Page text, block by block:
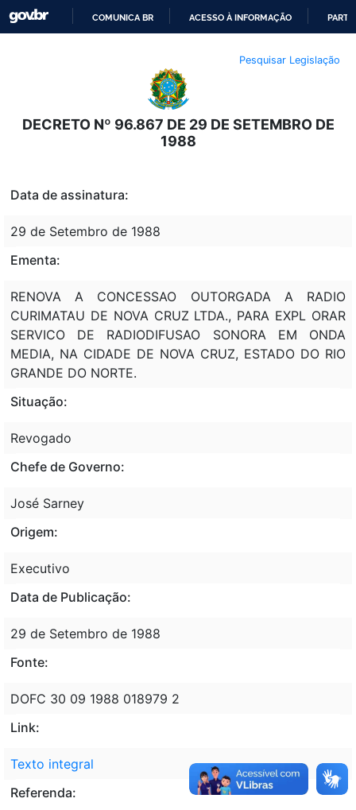
O
CONTEÚDO
COMUNICA BR ACESSO À INFORMAÇÃO
Pesquisar Legislação
DECRETO Nº 96.867 DE 29 DE SETEMBRO DE
1988
Data de assinatura:
29 de Setembro de 1988
Ementa:
RENOVA A CONCESSAO OUTORGADA A RADIO
CURIMATAU DE NOVA CRUZ LTDA., PARA EXPL ORAR
SERVICO DE RADIODIFUSAO SONORA EM ONDA
MEDIA, NA CIDADE DE NOVA CRUZ, ESTADO DO RIO
GRANDE DO NORTE.
Situação:
Revogado
Chefe de Governo:
José Sarney
Origem:
Executivo
Data de Publicação:
29 de Setembro de 1988
Fonte:
DOFC 30 09 1988 018979 2
Link:
Texto integral
Referenda: